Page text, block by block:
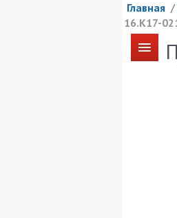
Главная /
16.К17-